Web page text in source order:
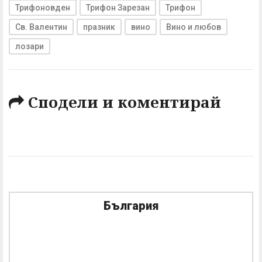
Трифоновден Трифон Зарезан Трифон
Св. Валентин празник вино Вино и любов
лозари
Сподели и коментирай
България